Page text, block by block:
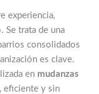
experiencia,
Se trata de una
consolidados
es clave.
en mudanzas
eficiente y sin